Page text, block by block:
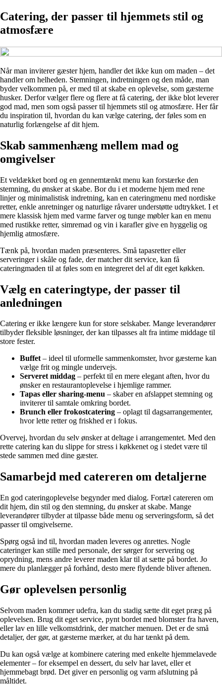
Catering, der passer til hjemmets stil og
atmosfære
Når man inviterer gæster hjem, handler det ikke kun om maden – det
handler om helheden. Stemningen, indretningen og den måde, man
byder velkommen på, er med til at skabe en oplevelse, som gæsterne
husker. Derfor vælger flere og flere at få catering, der ikke blot leverer
god mad, men som også passer til hjemmets stil og atmosfære. Her får
du inspiration til, hvordan du kan vælge catering, der føles som en
naturlig forlængelse af dit hjem.
Skab sammenhæng mellem mad og
omgivelser
Et veldækket bord og en gennemtænkt menu kan forstærke den
stemning, du ønsker at skabe. Bor du i et moderne hjem med rene
linjer og minimalistisk indretning, kan en cateringmenu med nordiske
retter, enkle anretninger og naturlige råvarer understøtte udtrykket. I et
mere klassisk hjem med varme farver og tunge møbler kan en menu
med rustikke retter, simremad og vin i karafler give en hyggelig og
hjemlig atmosfære.
Tænk på, hvordan maden præsenteres. Små tapasretter eller
serveringer i skåle og fade, der matcher dit service, kan få
cateringmaden til at føles som en integreret del af dit eget køkken.
Vælg en cateringtype, der passer til
anledningen
Catering er ikke længere kun for store selskaber. Mange leverandører
tilbyder fleksible løsninger, der kan tilpasses alt fra intime middage til
store fester.
Buffet– ideel til uformelle sammenkomster, hvor gæsterne kan
vælge frit og mingle undervejs.
Serveret middag – perfekt til en mere elegant aften, hvor du
ønsker en restaurantoplevelse i hjemlige rammer.
Tapas eller sharing-menu – skaber en afslappet stemning og
inviterer til samtale omkring bordet.
Brunch eller frokostcatering – oplagt til dagsarrangementer,
hvor lette retter og friskhed er i fokus.
Overvej, hvordan du selv ønsker at deltage i arrangementet. Med den
rette catering kan du slippe for stress i køkkenet og i stedet være til
stede sammen med dine gæster.
Samarbejd med catereren om detaljerne
En god cateringoplevelse begynder med dialog. Fortæl catereren om
dit hjem, din stil og den stemning, du ønsker at skabe. Mange
leverandører tilbyder at tilpasse både menu og serveringsform, så det
passer til omgivelserne.
Spørg også ind til, hvordan maden leveres og anrettes. Nogle
cateringer kan stille med personale, der sørger for servering og
oprydning, mens andre leverer maden klar til at sætte på bordet. Jo
mere du planlægger på forhånd, desto mere flydende bliver aftenen.
Gør oplevelsen personlig
Selvom maden kommer udefra, kan du stadig sætte dit eget præg på
oplevelsen. Brug dit eget service, pynt bordet med blomster fra haven,
eller lav en lille velkomstdrink, der matcher menuen. Det er de små
detaljer, der gør, at gæsterne mærker, at du har tænkt på dem.
Du kan også vælge at kombinere catering med enkelte hjemmelavede
elementer – for eksempel en dessert, du selv har lavet, eller et
hjemmebagt brød. Det giver en personlig og varm afslutning på
måltidet.